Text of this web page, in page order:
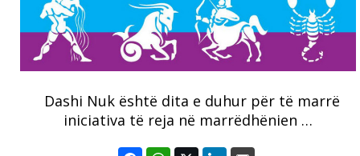
Dashi Nuk është dita e duhur për të marrë
iniciativa të reja në marrëdhënien …